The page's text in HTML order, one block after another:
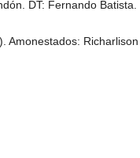
DT: Fernando Batista.
Amonestados: